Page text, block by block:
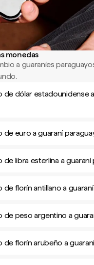
monedas
a guaraníes
de dólar estadounidense
de euro a guaraní
libra esterlina a guaraní
florín antillano a
de peso argentino a
de florín arubeño a